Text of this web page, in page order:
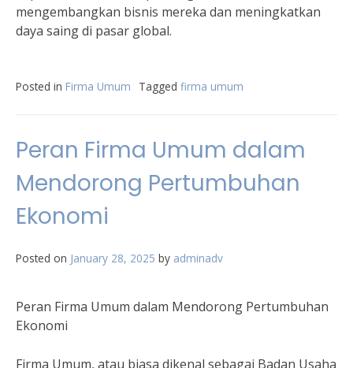
mengembangkan bisnis mereka dan meningkatkan
daya saing di pasar global.
Posted in Firma Umum Tagged firma umum
Peran Firma Umum dalam
Mendorong Pertumbuhan
Ekonomi
Posted on January 28, 2025 by adminadv
Peran Firma Umum dalam Mendorong Pertumbuhan
Ekonomi
Firma Umum, atau biasa dikenal sebagai Badan Usaha